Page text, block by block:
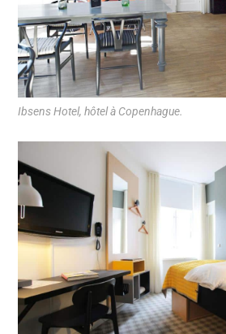
Ibsens Hotel, hôtel à Copenhague.